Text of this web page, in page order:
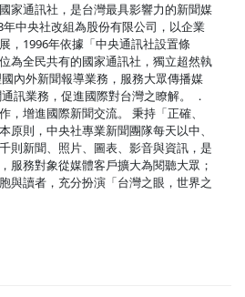
家通訊社，是台灣最具影響力的新聞媒
中央社改組為股份有限公司，以企業
，1996年依據「中央通訊社設置條
為全民共有的國家通訊社，獨立超然執
內外新聞報導業務，服務大眾傳播媒
訊業務，促進國際對台灣之瞭解。 ．
，增進國際新聞交流。 秉持「正確、
原則，中央社專業新聞團隊每天以中、
則新聞、照片、圖表、影音與資訊，是
服務對象從媒體客戶擴大為閱聽大眾；
與讀者，充分扮演「台灣之眼，世界之